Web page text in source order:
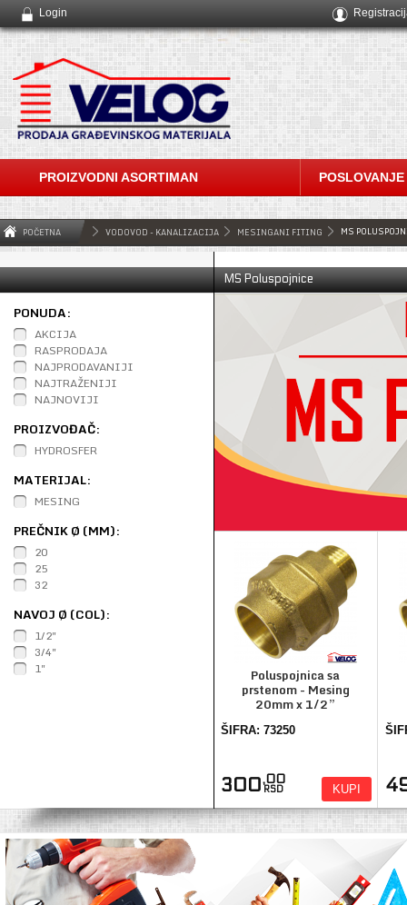
Login
PROIZVODNI ASORTIMAN POSLOVANJE
POČETNA VODOVOD - KANALIZACIJA MESINGANI FITING MS
PONUDA:
AKCIJA
RASPRODAJA
NAJPRODAVANIJI
NAJTRAŽENIJI
NAJNOVIJI
PROIZVOĐAČ:
HYDROSFER
MATERIJAL:
MESING
PREČNIK Ø (MM):
20
25
32
NAVOJ Ø (COL):
1/2"
3/4"
1"
MS Poluspojnice
Poluspojnica sa
prstenom - Mesing
20mm x 1/2”
ŠIFRA: 73250
300,00
RSD KUPI